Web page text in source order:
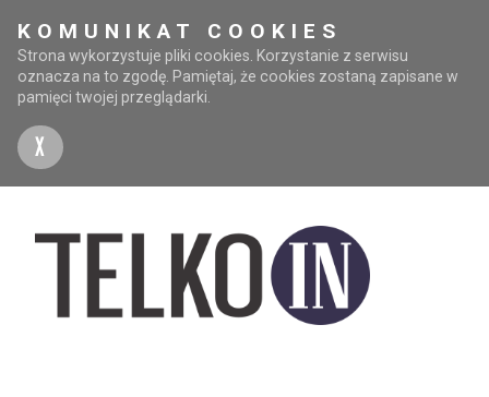
KOMUNIKAT COOKIES
Strona wykorzystuje pliki cookies. Korzystanie z serwisu
oznacza na to zgodę. Pamiętaj, że cookies zostaną zapisane w
pamięci twojej przeglądarki.
X